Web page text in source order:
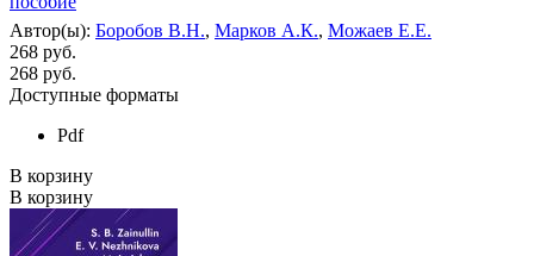
Автор(ы): Боробов В.Н., Марков А.К., Можаев Е.Е.
268 руб.
268 руб.
Доступные форматы
Pdf
В корзину
В корзину